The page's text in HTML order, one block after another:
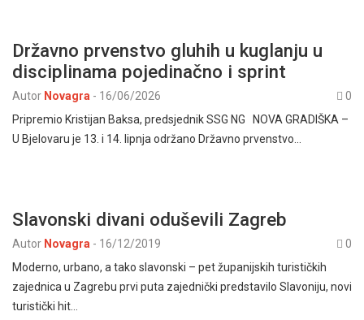
Državno prvenstvo gluhih u kuglanju u
disciplinama pojedinačno i sprint
Autor Novagra - 16/06/2026
0
Pripremio Kristijan Baksa, predsjednik SSG NG NOVA GRADIŠKA –
U Bjelovaru je 13. i 14. lipnja održano Državno prvenstvo…
Slavonski divani oduševili Zagreb
Autor Novagra - 16/12/2019
0
Moderno, urbano, a tako slavonski – pet županijskih turističkih
zajednica u Zagrebu prvi puta zajednički predstavilo Slavoniju, novi
turistički hit…